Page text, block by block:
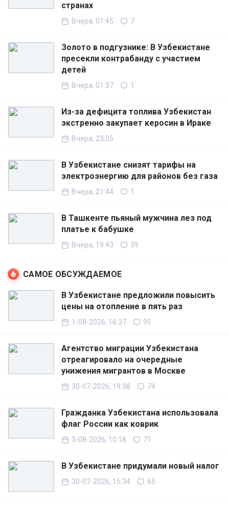
странах
Вчера, 01:45 7
Золото в подгузнике: В Узбекистане
пресекли контрабанду с участием
детей
Вчера, 01:37 1
Из-за дефицита топлива Узбекистан
экстренно закупает керосин в Ираке
Вчера, 23:05
В Узбекистане снизят тарифы на
электроэнергию для районов без газа
Вчера, 21:44 1
В Ташкенте пьяный мужчина лез под
платье к бабушке
Вчера, 19:43 39
САМОЕ ОБСУЖДАЕМОЕ
В Узбекистане предложили повысить
цены на отопление в пять раз
1-08-2026, 16:37 95
Агентство миграции Узбекистана
отреагировало на очередные
унижения мигрантов в Москве
30-07-2026, 19:38 74
Гражданка Узбекистана использовала
флаг России как коврик
3-08-2026, 10:18 71
В Узбекистане придумали новый налог
30-07-2026, 15:34 65